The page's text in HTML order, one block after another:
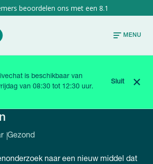
8.1
MENU
is beschikbaar van
van 08:30 tot 12:30 uur.
Sluit
Gezond
naar een nieuw middel dat